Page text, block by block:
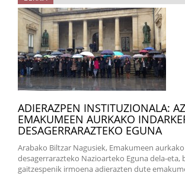
ADIERAZPEN INSTITUZIONALA:
EMAKUMEEN AURKAKO
DESAGERRARAZTEKO EGUNA
Arabako Biltzar Nagusiek, Emakumeen
desagerrarazteko Nazioarteko Eguna dela-eta,
gaitzespenik irmoena adierazten dute